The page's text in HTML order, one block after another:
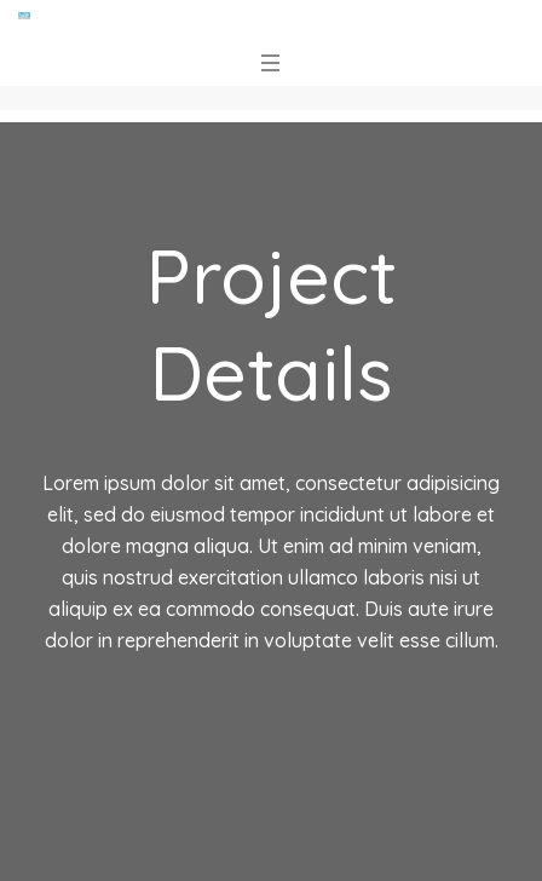
Project
Details
Lorem ipsum dolor sit amet, consectetur adipisicing
elit, sed do eiusmod tempor incididunt ut labore et
dolore magna aliqua. Ut enim ad minim veniam,
quis nostrud exercitation ullamco laboris nisi ut
aliquip ex ea commodo consequat. Duis aute irure
dolor in reprehenderit in voluptate velit esse cillum.